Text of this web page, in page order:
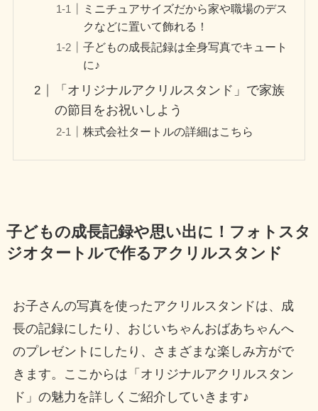
ミニチュアサイズだから家や職場のデス
クなどに置いて飾れる！
子どもの成長記録は全身写真でキュート
に♪
「オリジナルアクリルスタンド」で家族
の節目をお祝いしよう
株式会社タートルの詳細はこちら
子どもの成長記録や思い出に！フォトスタ
ジオタートルで作るアクリルスタンド
お子さんの写真を使ったアクリルスタンドは、成
長の記録にしたり、おじいちゃんおばあちゃんへ
のプレゼントにしたり、さまざまな楽しみ方がで
きます。ここからは「オリジナルアクリルスタン
ド」の魅力を詳しくご紹介していきます♪